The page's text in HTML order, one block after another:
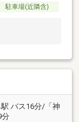
駐車場(近隣含)
バス16分/「神